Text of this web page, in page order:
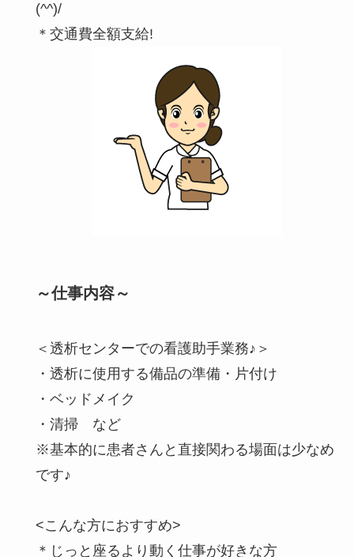
(^^)/
＊交通費全額支給!
～仕事内容～
＜透析センターでの看護助手業務♪＞
・透析に使用する備品の準備・片付け
・ベッドメイク
・清掃 など
※基本的に患者さんと直接関わる場面は少なめ
です♪
<こんな方におすすめ>
＊じっと座るより動く仕事が好きな方